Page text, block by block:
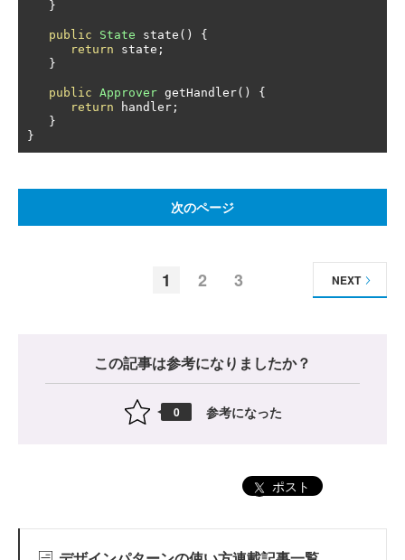
}
public State state ()
{
return state ;
}
public Approver getHandler()
{
return handler ;
}
}
次のページ
1 2 3 NEXT
この記事は参考になりましたか？
0 参考になった
ポスト